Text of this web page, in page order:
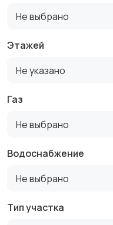
Не выбрано
Этажей
Не указано
Газ
Не выбрано
Водоснабжение
Не выбрано
Тип участка